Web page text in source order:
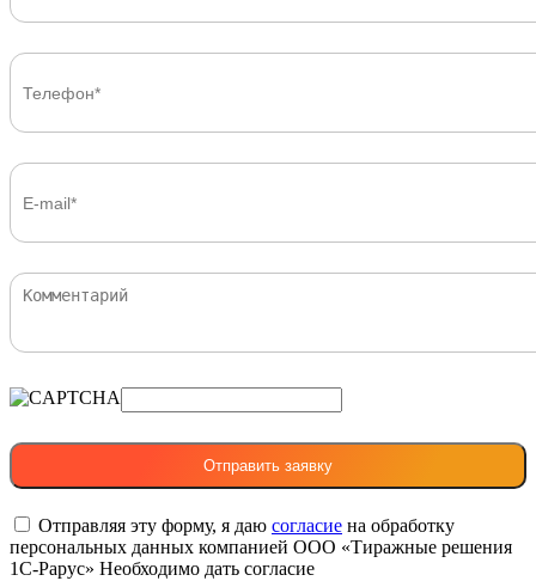
Отправляя эту форму, я даю согласие на обработку
персональных данных компанией ООО «Тиражные решения
1С-Рарус» Необходимо дать согласие